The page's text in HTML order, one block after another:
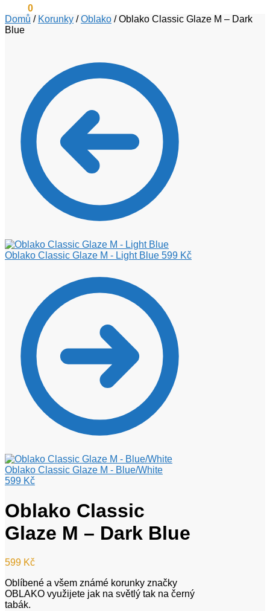
0
Domů / Korunky /Oblako /Oblako Classic Glaze M – Dark
Blue
Oblako Classic Glaze M - Light Blue 599 Kč
Oblako Classic Glaze M - Blue/White
599 Kč
Oblako Classic
Glaze M – Dark Blue
599 Kč
Oblíbené a všem známé korunky značky
OBLAKO využijete jak na světlý tak na černý
tabák.